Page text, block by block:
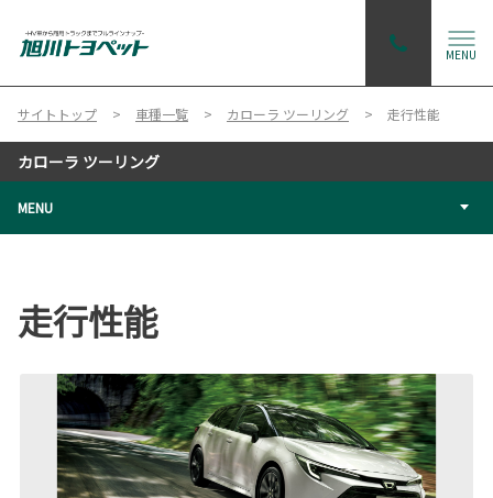
MENU
サイトトップ 車種一覧 カローラ ツーリング 走行性能
カローラ ツーリング
MENU
走行性能